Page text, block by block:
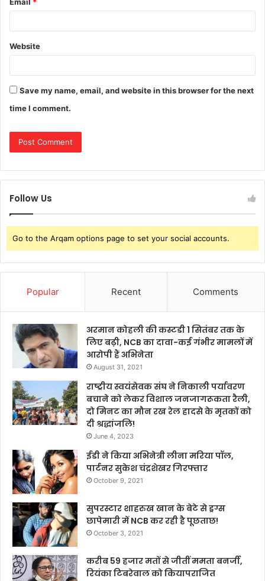
Email *
Website
Save my name, email, and website in this browser for the next
time I comment.
Follow Us
Go to the Arqam options page to set your social accounts.
Popular Recent Comments
अरमान कोहली की कस्टडी 1 सितंबर तक के
लिए बढ़ी, NCB का दावा-कई गंभीर मामलों में
आरोपी हैं अभिनेता
August 31, 2021
राष्ट्रीय स्वयंसेवक संघ ने निकाली पर्यावरण
बचाने को लेकर विशाल जनजागरूकता रैली,
दो मिनट का मौन रख रेल हादसे के मृतकों को
दी श्रद्धांजलि!
June 4, 2023
ईडी ने किया अभिनेत्री लीना मरिया पॉल,
पार्टनर सुकेश चंद्रशेखर गिरफ्तार
October 9, 2021
सुपरस्टार शाहरुख खान के बेटे से ड्रग्स
छापेमारी में NCB कर रही है पूछताछ!
October 3, 2021
करीब 59 हजार मतों से जीतीं ममता बनर्जी,
रियंका टिबरेवाल को कियापराजित